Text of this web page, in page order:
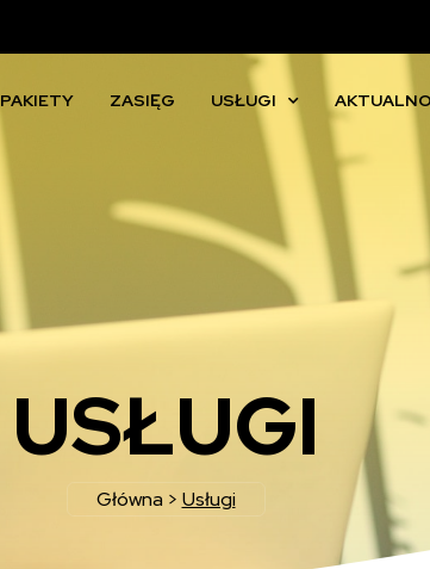
PAKIETY ZASIĘG USŁUGI
USŁUGI
Główna > Usługi